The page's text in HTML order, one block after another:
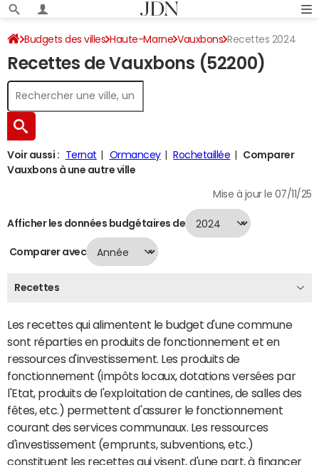
Budgets des villes Haute-Marne Vauxbons Recettes 2024
Recettes de Vauxbons (52200)
Voir aussi : Ternat Ormancey Rochetaillée
Comparer
Vauxbons à une autre ville
Mise à jour le 07/11/25
Afficher les données budgétaires de
Comparer avec
Recettes
Les recettes qui alimentent le budget d'une commune
sont réparties en produits de fonctionnement et en
ressources d'investissement. Les produits de
fonctionnement (impôts locaux, dotations versées par
l'Etat, produits de l'exploitation de cantines, de salles des
fêtes, etc.) permettent d'assurer le fonctionnement
courant des services communaux. Les ressources
d'investissement (emprunts, subventions, etc.)
constituent les recettes qui visent, d'une part, à financer